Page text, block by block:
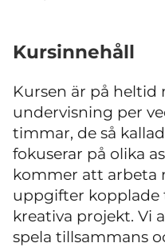
Kursinnehåll
Kursen är på
undervisning per
timmar, de så
fokuserar på olika
kommer att arbeta
uppgifter kopplade
kreativa projekt. Vi
spela tillsammans